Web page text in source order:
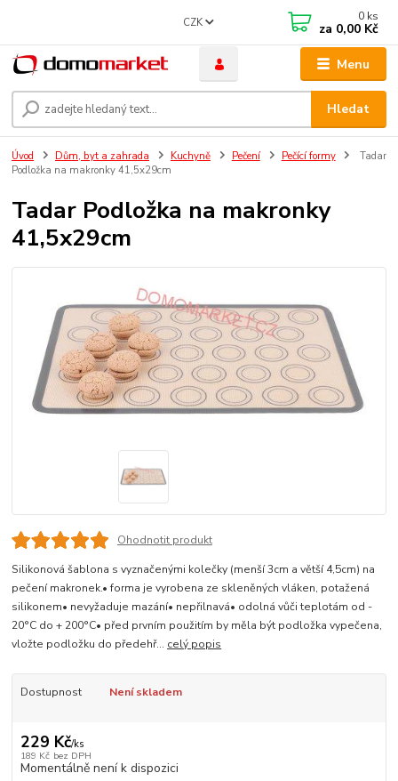
Menu
CZK
Hledat
0 ks
za 0,00 Kč
Úvod Dům, byt a zahrada Kuchyně Pečení Pečící formy
Tadar
Podložka na makronky 41,5x29cm
Tadar Podložka na makronky
41,5x29cm
Ohodnotit produkt
Silikonová šablona s vyznačenými kolečky (menší 3cm a větší 4,5cm) na
pečení makronek.• forma je vyrobena ze skleněných vláken, potažená
silikonem• nevyžaduje mazání• nepřilnavá• odolná vůči teplotám od -
20°C do + 200°C• před prvním použitím by měla být podložka vypečena,
vložte podložku do předehř... celý popis
Dostupnost Není skladem
229 Kč/ks
189 Kč bez DPH
Momentálně není k dispozici